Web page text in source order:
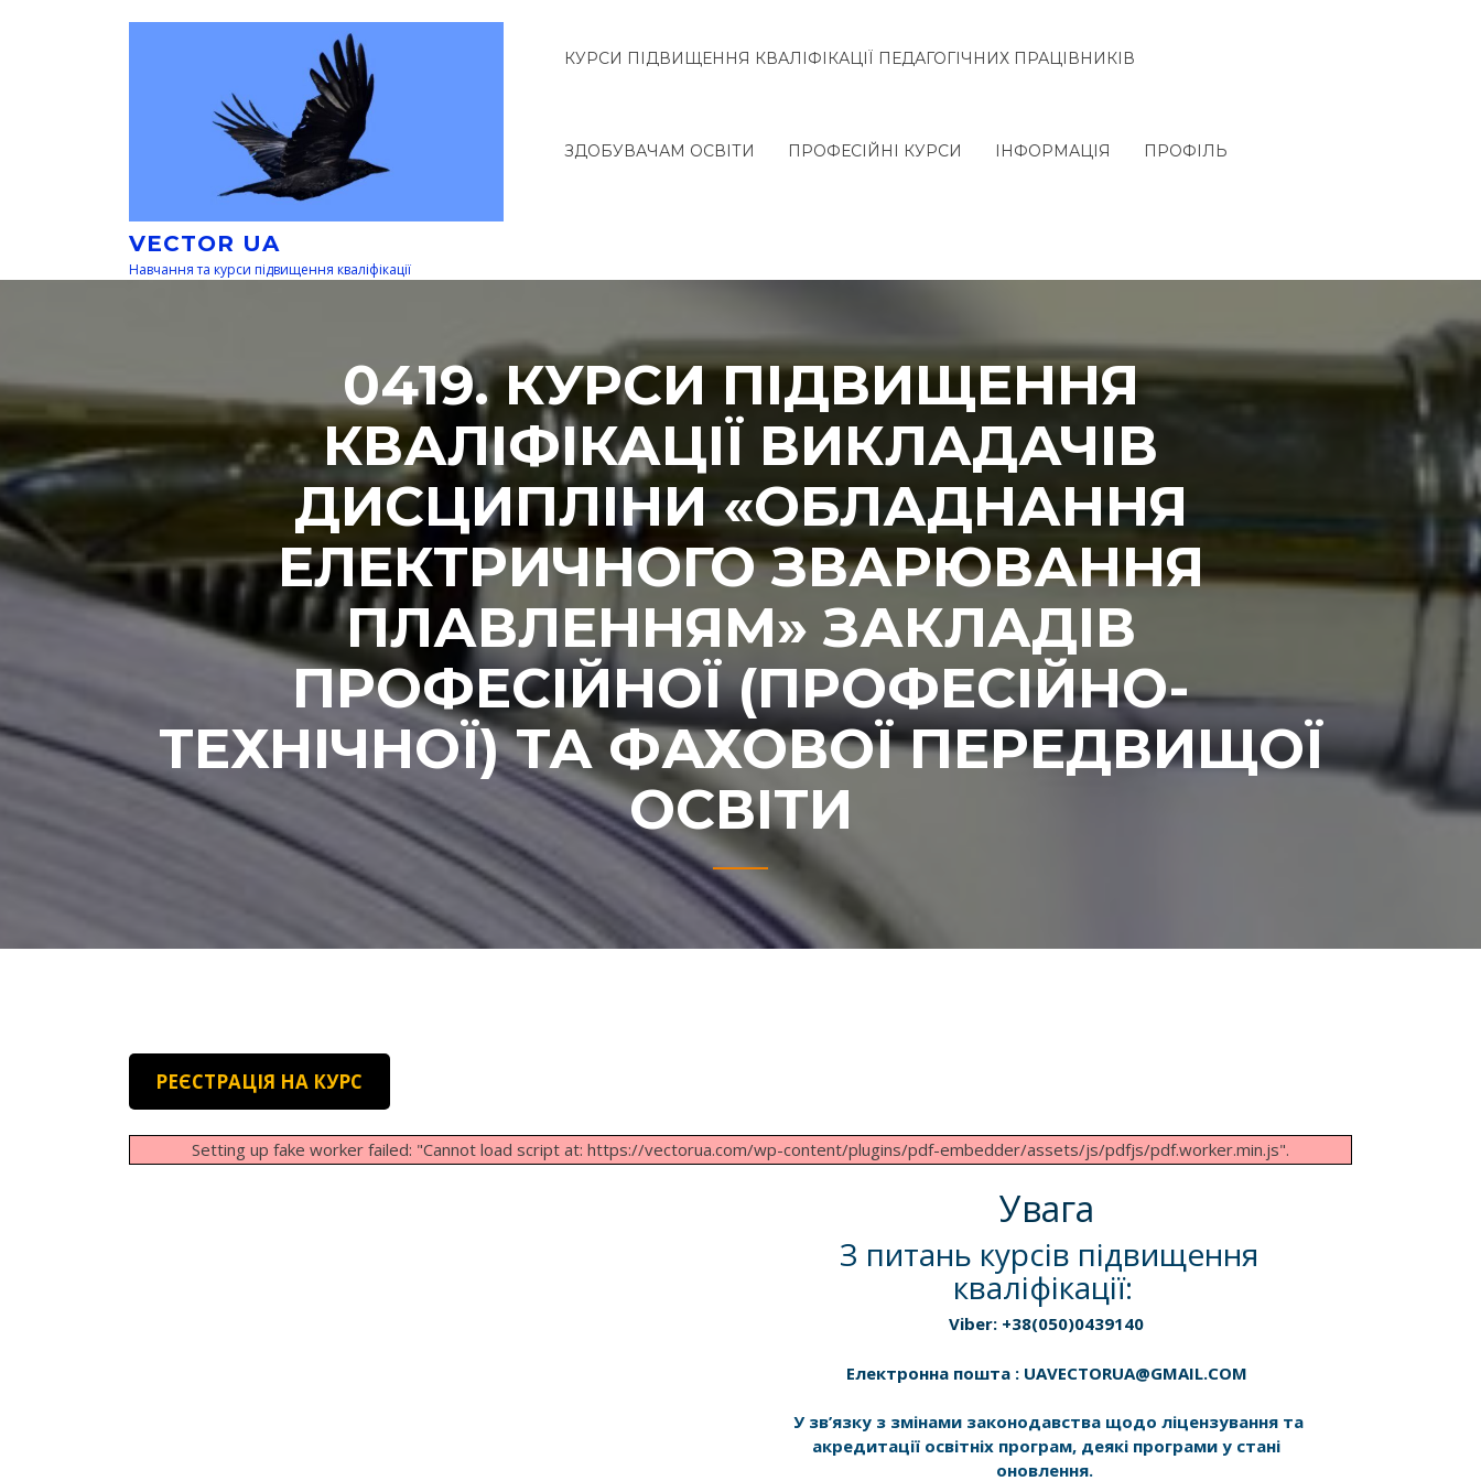
VECTOR UA
Навчання та курси підвищення кваліфікації
КУРСИ ПІДВИЩЕННЯ КВАЛІФІКАЦІЇ ПЕДАГОГІЧНИХ ПРАЦІВНИКІВ
ЗДОБУВАЧАМ ОСВІТИ ПРОФЕСІЙНІ КУРСИ ІНФОРМАЦІЯ ПРОФІЛЬ
0419. КУРСИ ПІДВИЩЕННЯ
КВАЛІФІКАЦІЇ ВИКЛАДАЧІВ
ДИСЦИПЛІНИ «ОБЛАДНАННЯ
ЕЛЕКТРИЧНОГО ЗВАРЮВАННЯ
ПЛАВЛЕННЯМ» ЗАКЛАДІВ
ПРОФЕСІЙНОЇ (ПРОФЕСІЙНО-
ТЕХНІЧНОЇ) ТА ФАХОВОЇ ПЕРЕДВИЩОЇ
ОСВІТИ
РЕЄСТРАЦІЯ НА КУРС
Setting up fake worker failed: "Cannot load script at: https://vectorua.com/wp-content/plugins/pdf-embedder/assets/js/pdfjs/pdf.worker.min.js".
Увага
З питань курсів підвищення
кваліфікації:
Viber: +38(050)0439140
Електронна пошта : UAVECTORUA@GMAIL.COM
У зв’язку з змінами законодавства щодо ліцензування та
акредитації освітніх програм, деякі програми у стані
оновлення.